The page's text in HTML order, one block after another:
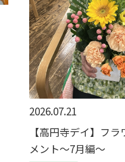
2026.07.21
【高円寺デイ】フ
メント～7月編～